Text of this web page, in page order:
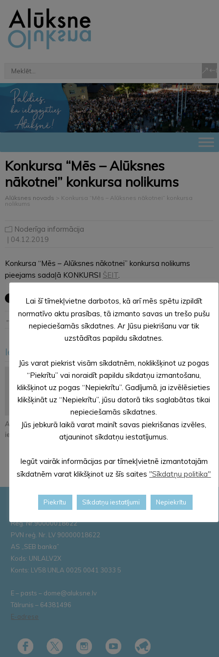
Konkursa “Mēs – Alūksnes
nākotnei” konkursa nolikums
Alūksnes novads > Konkursa “Mēs – Alūksnes nākotnei” konkursa
nolikums
Noderīga informācija
| 04.12.2019
Konkursa “Mēs – Alūksnes nākotnei” konkursa nolikums
pieejams sadaļā KONKURSI ŠEIT
← Iepriekšējā ziņa Nākošā ziņa →
Iesakām arī šo
Atjaunos Melleņkalna
ielas segumu
Pastāsti savas domas
par Kopienu svētku
Alūksnē notiks
orientēšanās
Pašvaldības rekvizīti
Reģ. Nr.90000018622
PVN reģ. Nr. LV 90000018622
AS „SEB banka”
Kods: UNLALV2X
Konts: LV58 UNLA 0025 0041 3033 5
E – pasts – dome@aluksne.lv
Tālrunis – 64381496
E-adrese
Lai šī tīmekļvietne darbotos, kā arī mēs spētu izpildīt
normatīvo aktu prasības, tā izmanto savas un trešo pušu
nepieciešamās sīkdatnes. Ar Jūsu piekrišanu var tik
uzstādītas papildu sīkdatnes.
Jūs varat piekrist visām sīkdatnēm, noklikšķinot uz pogas
“Piekrītu” vai noraidīt papildu sīkdatņu izmantošanu,
klikšķinot uz pogas “Nepiekrītu”. Gadījumā, ja izvēlēsieties
klikšķināt uz “Nepiekrītu”, jūsu datorā tiks saglabātas tikai
nepieciešamās sīkdatnes.
Jūs jebkurā laikā varat mainīt savas piekrišanas izvēles,
atjauninot sīkdatņu iestatījumus.
Iegūt vairāk informācijas par tīmekļvietnē izmantotajām
sīkdatnēm varat klikšķinot uz šīs saites "Sīkdatņu politika"
Piekrītu Sīkdatņu iestatījumi Nepiekrītu